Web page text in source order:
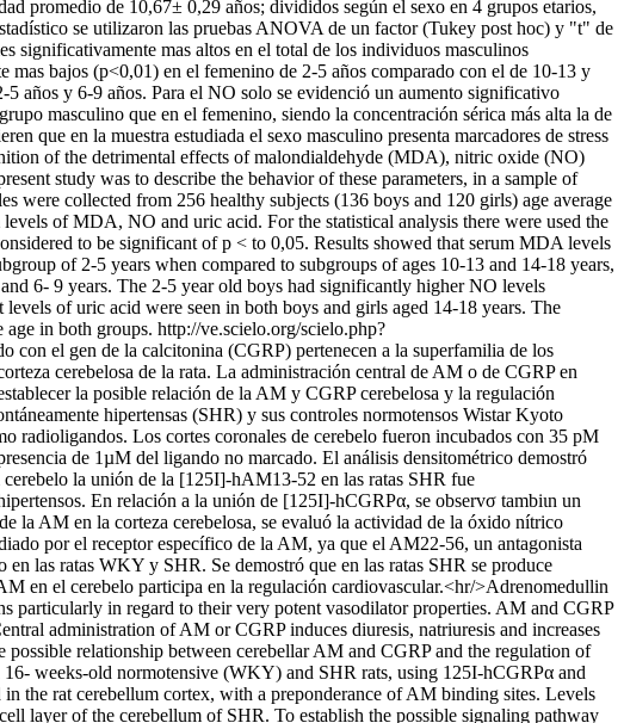
promedio de 10,67± 0,29 años; divididos según el sexo en 4 grupos etarios,
se utilizaron las pruebas ANOVA de un factor (Tukey post hoc) y "t" de
significativamente mas altos en el total de los individuos masculinos
bajos (p<0,01) en el femenino de 2-5 años comparado con el de 10-13 y
años y 6-9 años. Para el NO solo se evidenció un aumento significativo
masculino que en el femenino, siendo la concentración sérica más alta la de
que en la muestra estudiada el sexo masculino presenta marcadores de stress
of the detrimental effects of malondialdehyde (MDA), nitric oxide (NO)
study was to describe the behavior of these parameters, in a sample of
were collected from 256 healthy subjects (136 boys and 120 girls) age average
of MDA, NO and uric acid. For the statistical analysis there were used the
to be significant of p < to 0,05. Results showed that serum MDA levels
of 2-5 years when compared to subgroups of ages 10-13 and 14-18 years,
6- 9 years. The 2-5 year old boys had significantly higher NO levels
of uric acid were seen in both boys and girls aged 14-18 years. The
age in both groups. http://ve.scielo.org/scielo.php?
con el gen de la calcitonina (CGRP) pertenecen a la superfamilia de los
cerebelosa de la rata. La administración central de AM o de CGRP en
la posible relación de la AM y CGRP cerebelosa y la regulación
hipertensas (SHR) y sus controles normotensos Wistar Kyoto
radioligandos. Los cortes coronales de cerebelo fueron incubados con 35 pM
de 1µM del ligando no marcado. El análisis densitométrico demostró
la unión de la [125I]-hAM13-52 en las ratas SHR fue
En relación a la unión de [125I]-hCGRPα, se observσ tambiιn un
la AM en la corteza cerebelosa, se evaluó la actividad de la óxido nítrico
por el receptor específico de la AM, ya que el AM22-56, un antagonista
las ratas WKY y SHR. Se demostró que en las ratas SHR se produce
en el cerebelo participa en la regulación cardiovascular.<hr/>Adrenomedullin
particularly in regard to their very potent vasodilator properties. AM and CGRP
administration of AM or CGRP induces diuresis, natriuresis and increases
relationship between cerebellar AM and CGRP and the regulation of
weeks-old normotensive (WKY) and SHR rats, using 125I-hCGRPα and
the rat cerebellum cortex, with a preponderance of AM binding sites. Levels
layer of the cerebellum of SHR. To establish the possible signaling pathway